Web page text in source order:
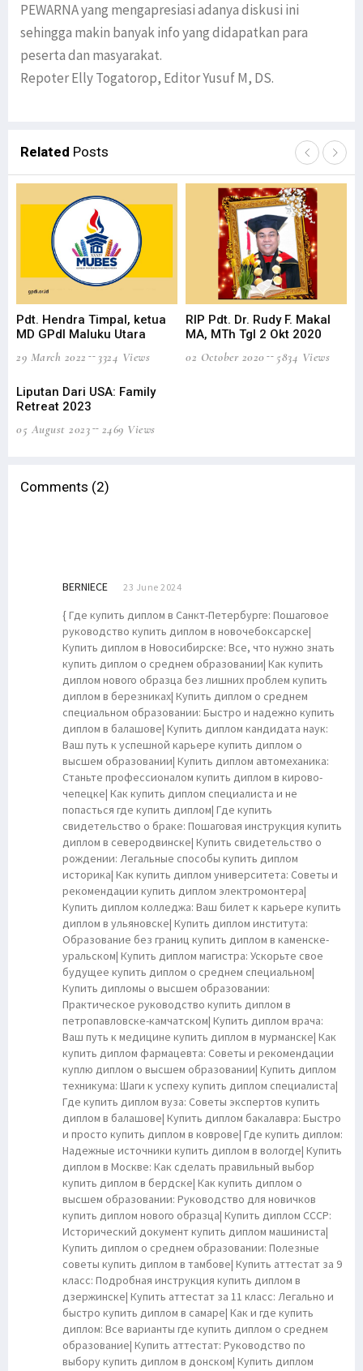
PEWARNA yang mengapresiasi adanya diskusi ini
sehingga makin banyak info yang didapatkan para
peserta dan masyarakat.
Repoter Elly Togatorop, Editor Yusuf M, DS.
Related Posts
Pdt. Hendra Timpal, ketua
MD GPdI Maluku Utara
29 March 2022
3324 Views
RIP Pdt. Dr. Rudy F. Makal
MA, MTh Tgl 2 Okt 2020
02 October 2020
5834 Views
Liputan Dari USA: Family
Retreat 2023
05 August 2023
2469 Views
Comments (2)
BERNIECE 23 June 2024
{ Где купить диплом в Санкт-Петербурге: Пошаговое
руководство купить диплом в новочебоксарске|
Купить диплом в Новосибирске: Все, что нужно знать
купить диплом о среднем образовании| Как купить
диплом нового образца без лишних проблем купить
диплом в березниках| Купить диплом о среднем
специальном образовании: Быстро и надежно купить
диплом в балашове| Купить диплом кандидата наук:
Ваш путь к успешной карьере купить диплом о
высшем образовании| Купить диплом автомеханика:
Станьте профессионалом купить диплом в кирово-
чепецке| Как купить диплом специалиста и не
попасться где купить диплом| Где купить
свидетельство о браке: Пошаговая инструкция купить
диплом в северодвинске| Купить свидетельство о
рождении: Легальные способы купить диплом
историка| Как купить диплом университета: Советы и
рекомендации купить диплом электромонтера|
Купить диплом колледжа: Ваш билет к карьере купить
диплом в ульяновске| Купить диплом института:
Образование без границ купить диплом в каменске-
уральском| Купить диплом магистра: Ускорьте свое
будущее купить диплом о среднем специальном|
Купить дипломы о высшем образовании:
Практическое руководство купить диплом в
петропавловске-камчатском| Купить диплом врача:
Ваш путь к медицине купить диплом в мурманске| Как
купить диплом фармацевта: Советы и рекомендации
куплю диплом о высшем образовании| Купить диплом
техникума: Шаги к успеху купить диплом специалиста|
Где купить диплом вуза: Советы экспертов купить
диплом в балашове| Купить диплом бакалавра: Быстро
и просто купить диплом в коврове| Где купить диплом:
Надежные источники купить диплом в вологде| Купить
диплом в Москве: Как сделать правильный выбор
купить диплом в бердске| Как купить диплом о
высшем образовании: Руководство для новичков
купить диплом нового образца| Купить диплом СССР:
Исторический документ купить диплом машиниста|
Купить диплом о среднем образовании: Полезные
советы купить диплом в тамбове| Купить аттестат за 9
класс: Подробная инструкция купить диплом в
дзержинске| Купить аттестат за 11 класс: Легально и
быстро купить диплом в самаре| Как и где купить
диплом: Все варианты где купить диплом о среднем
образование| Купить аттестат: Руководство по
выбору купить диплом в донском| Купить диплом